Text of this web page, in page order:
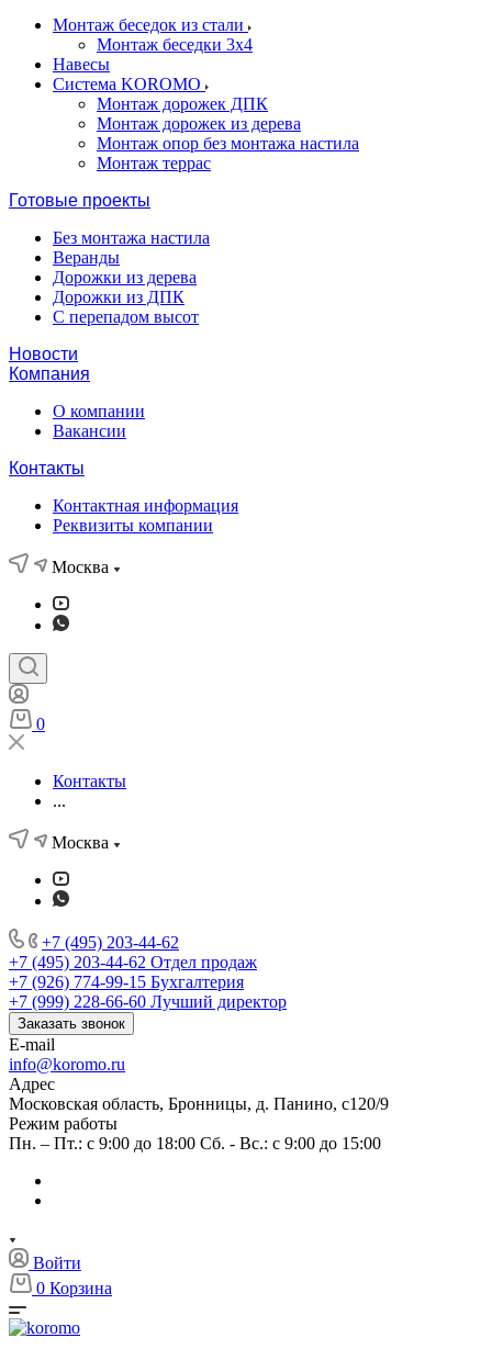
Монтаж беседок из стали
Монтаж беседки 3х4
Навесы
Система KOROMO
Монтаж дорожек ДПК
Монтаж дорожек из дерева
Монтаж опор без монтажа настила
Монтаж террас
Готовые проекты
Без монтажа настила
Веранды
Дорожки из дерева
Дорожки из ДПК
С перепадом высот
Новости
Компания
О компании
Вакансии
Контакты
Контактная информация
Реквизиты компании
Москва
0
Контакты
...
Москва
+7 (495) 203-44-62
+7 (495) 203-44-62 Отдел продаж
+7 (926) 774-99-15 Бухгалтерия
+7 (999) 228-66-60 Лучший директор
Заказать звонок
E-mail
info@koromo.ru
Адрес
Московская область, Бронницы, д. Панино, с120/9
Режим работы
Пн. – Пт.: с 9:00 до 18:00 Сб. - Вс.: с 9:00 до 15:00
Войти
0 Корзина